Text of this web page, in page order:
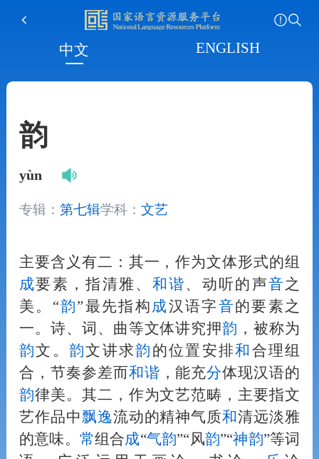
中文 ENGLISH
韵
yùn
专辑： 第七辑学科： 文艺
主要含义有二：其一，作为文体形式的组
成要素，指清雅、 和 谐、动听的声音之
美。“韵”最先指构 成汉语字音的要素之
一。诗、词、曲等文体讲究押韵 ，被称为
韵文。 韵文讲求韵 的位置安排和 合理组
合，节奏参差而和谐 ，能充分体现汉语的
韵律美。其二，作为文艺范畴，主要指文
艺作品中飘逸流动的精神气质和清远淡雅
的意味。 常组合成“气韵”“风韵”“神韵”等词